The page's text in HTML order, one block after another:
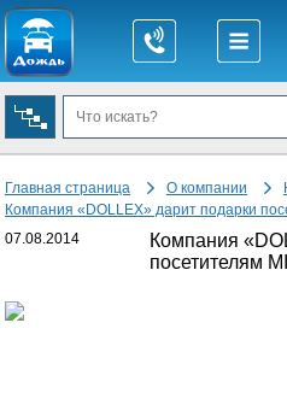
Главная страница О компании
Компания «DOLLEX» дарит подарки
07.08.2014
Компания
посетителям